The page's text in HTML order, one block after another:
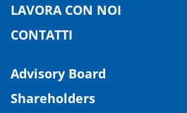
LAVORA CON NOI
CONTATTI
Advisory Board
Shareholders